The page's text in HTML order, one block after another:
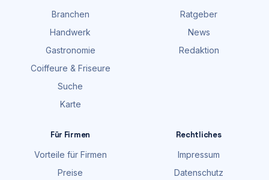
Branchen
Handwerk
Gastronomie
Coiffeure & Friseure
Suche
Karte
Ratgeber
News
Redaktion
Für Firmen
Vorteile für Firmen
Preise
Rechtliches
Impressum
Datenschutz